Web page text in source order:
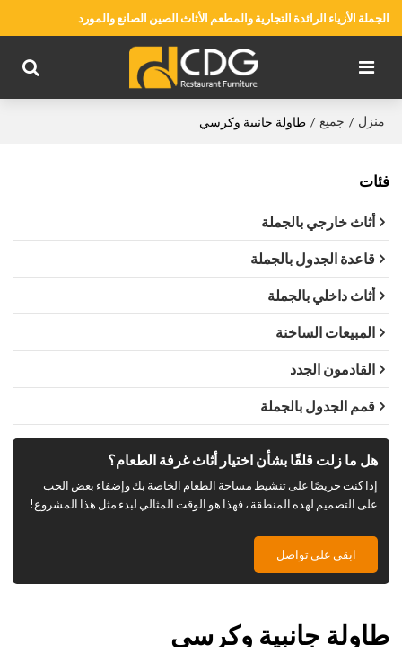
الجملة الأزياء الرائدة التجارية والمطعم الأثاث الصين الصانع والمورد
منزل / جميع / طاولة جانبية وكرسي
فئات
أثاث خارجي بالجملة
قاعدة الجدول بالجملة
أثاث داخلي بالجملة
المبيعات الساخنة
القادمون الجدد
قمم الجدول بالجملة
هل ما زلت قلقًا بشأن اختيار أثاث غرفة الطعام؟
إذا كنت حريصًا على تنشيط مساحة الطعام الخاصة بك وإضفاء بعض الحب
على التصميم لهذه المنطقة ، فهذا هو الوقت المثالي لبدء مثل هذا المشروع!
ابقى على تواصل
طاولة جانبية وكرسي